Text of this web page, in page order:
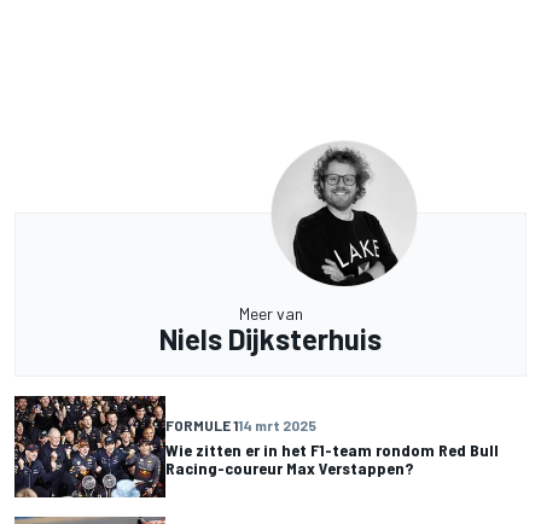
Meer van
Niels Dijksterhuis
FORMULE 114 mrt 2025
Wie zitten er in het F1-team rondom Red Bull
Racing-coureur Max Verstappen?